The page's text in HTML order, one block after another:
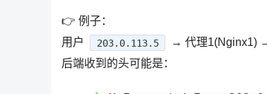
👉 例子：
用户
203.0.113.5
→ 代理1(Nginx1)
后端收到的头可能是：